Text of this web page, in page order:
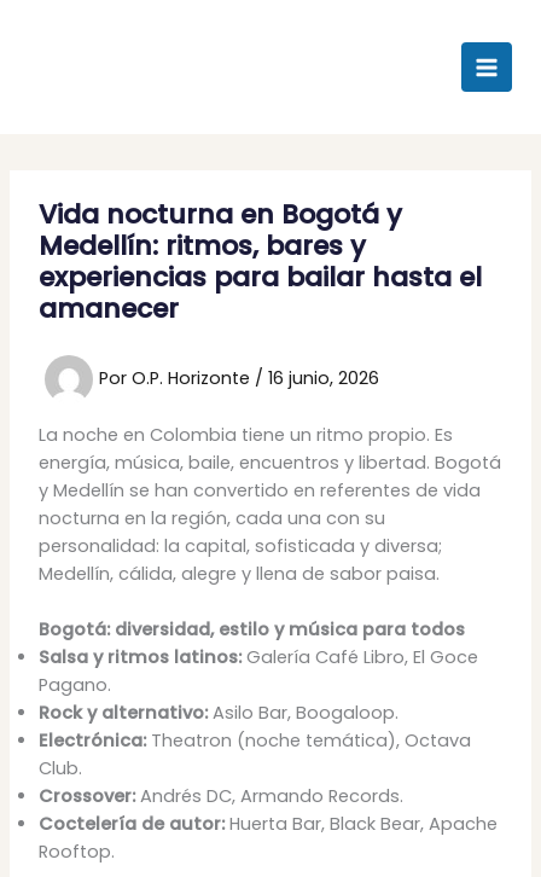
Vida nocturna en Bogotá y
Medellín: ritmos, bares y
experiencias para bailar hasta el
amanecer
Por O.P. Horizonte / 16 junio, 2026
La noche en Colombia tiene un ritmo propio. Es
energía, música, baile, encuentros y libertad. Bogotá
y Medellín se han convertido en referentes de vida
nocturna en la región, cada una con su
personalidad: la capital, sofisticada y diversa;
Medellín, cálida, alegre y llena de sabor paisa.
Bogotá: diversidad, estilo y música para todos
Salsa y ritmos latinos:Galería Café Libro, El Goce
Pagano.
Rock y alternativo:Asilo Bar, Boogaloop.
Electrónica:Theatron (noche temática), Octava
Club.
Crossover:Andrés DC, Armando Records.
Coctelería de autor:Huerta Bar, Black Bear, Apache
Rooftop.